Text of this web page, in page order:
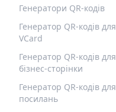
Генератори QR-кодів
Генератор QR-кодів для
VCard
Генератор QR-кодів для
бізнес-сторінки
Генератор QR-кодів для
посилань